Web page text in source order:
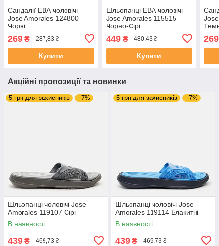
Сандалії ЕВА чоловічі
Jose Amorales 124800
Чорні
269 ₴ 287,83 ₴
Купити
Шльопанці ЕВА чоловічі
Jose Amorales 115515
Чорно-Сірі
449₴ 480,43 ₴
Купити
269
Акційні пропозиції та новинки
5 грн для захисників –7%
Шльопанці чоловічі Jose
Amorales 119107 Сірі
В наявності
439 ₴ 469,73 ₴
5 грн для захисників –7%
Шльопанці чоловічі Jose
Amorales 119114 Блакитні
В наявності
439 ₴ 469,73 ₴